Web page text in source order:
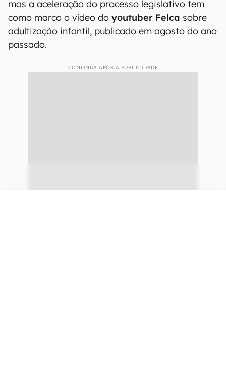
mas a aceleração do processo legislativo tem
como marco o vídeo do youtuber Felca sobre
adultização infantil, publicado em agosto do ano
passado.
CONTINUA APÓS A PUBLICIDADE